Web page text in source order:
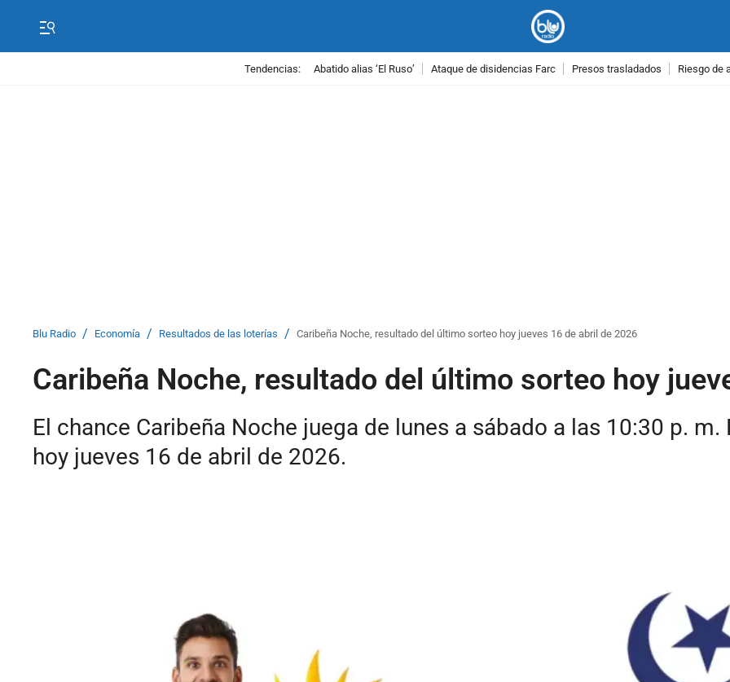
Tendencias: Abatido alias ‘El Ruso’ Ataque de disidencias Farc Presos trasladados Riesgo de
Blu Radio / Economía / Resultados de las loterías / Caribeña Noche, resultado del último sorteo hoy jueves 16 de abril de 2026
Caribeña Noche, resultado del último sorteo hoy
El chance Caribeña Noche juega de lunes a sábado a las 10:30 p.
hoy jueves 16 de abril de 2026.